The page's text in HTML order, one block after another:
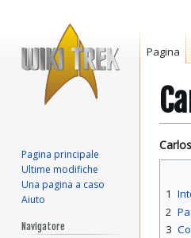
Vai
alla
Vai
alla
1
2
3
Pagina
Pagina principale
Ultime modifiche
Una pagina a caso
Aiuto
Navigatore